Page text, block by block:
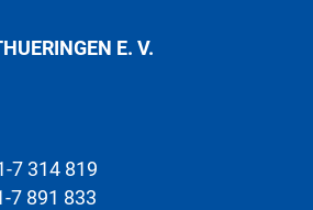
E. V.
7 314 819
7 891 833